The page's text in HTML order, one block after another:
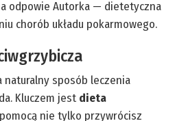
odpowie Autorka — dietetyczna
chorób układu pokarmowego.
sposób leczenia
Kluczem jest dieta
nie tylko przywrócisz